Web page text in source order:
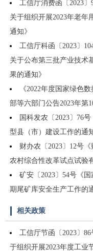
工信厅消费函〔2023
关于组织开展2023年老年
通知》
工信厅科函〔2023〕
关于公布第三批产业技术
果的通知》
《2022年度国家绿色
部等六部门公告2023年第
国科发农〔2023〕76
型县（市）建设工作的通
财办农〔2023〕12号
农村综合性改革试点试验
矿安〔2023〕54号《
期尾矿库安全生产工作的
相关政策
工信厅节函〔2023〕
于组织开展2023年度工业